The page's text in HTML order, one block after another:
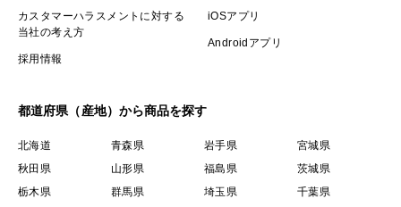
カスタマーハラスメントに対する
当社の考え方
採用情報
iOSアプリ
Androidアプリ
都道府県（産地）から商品を探す
北海道 青森県 岩手県
宮城県
秋田県
山形県 福島県
茨城県
栃木県
群馬県 埼玉県
千葉県